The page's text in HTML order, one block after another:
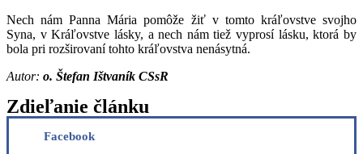
Nech nám Panna Mária pomôže žiť v tomto kráľovstve svojho
Syna, v Kráľovstve lásky, a nech nám tiež vyprosí lásku, ktorá by
bola pri rozširovaní tohto kráľovstva nenásytná.
Autor: o. Štefan Ištvaník CSsR
Zdieľanie článku
Facebook